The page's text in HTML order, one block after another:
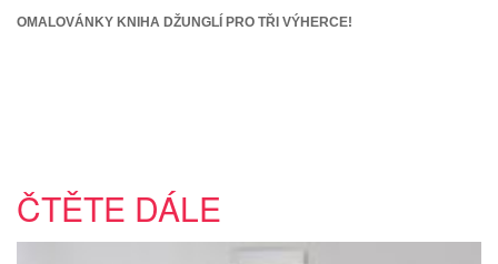
OMALOVÁNKY KNIHA DŽUNGLÍ PRO TŘI VÝHERCE!
ČTĚTE DÁLE